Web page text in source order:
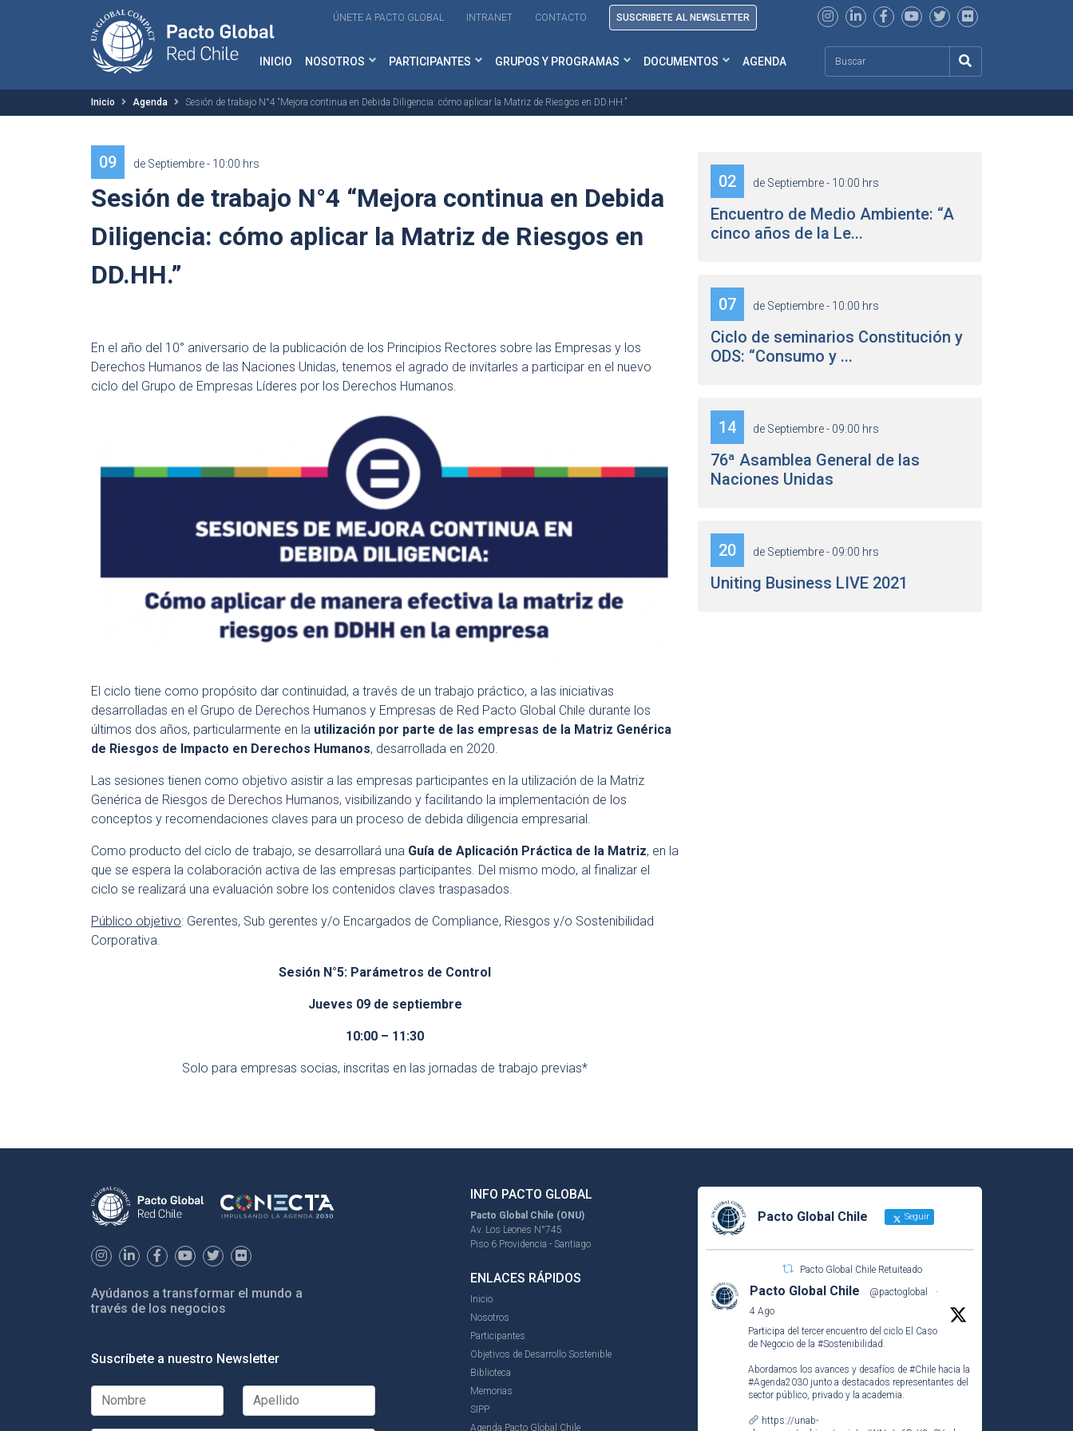
ÚNETE A PACTO GLOBAL INTRANET CONTACTO SUSCRIBETE AL NEWSLETTER
INICIO NOSOTROS PARTICIPANTES GRUPOS Y PROGRAMAS DOCUMENTOS AGENDA
Inicio Agenda Sesión de trabajo N°4 “Mejora continua en Debida Diligencia: cómo aplicar la Matriz de Riesgos en DD.HH.”
09 de Septiembre - 10:00 hrs
Sesión de trabajo N°4 “Mejora continua en Debida
Diligencia: cómo aplicar la Matriz de Riesgos en
DD.HH.”
En el año del 10° aniversario de la publicación de los Principios Rectores sobre las Empresas y los
Derechos Humanos de las Naciones Unidas, tenemos el agrado de invitarles a participar en el nuevo
ciclo del Grupo de Empresas Líderes por los Derechos Humanos.
El ciclo tiene como propósito dar continuidad, a través de un trabajo práctico, a las iniciativas
desarrolladas en el Grupo de Derechos Humanos y Empresas de Red Pacto Global Chile durante los
últimos dos años, particularmente en la utilización por parte de las empresas de la Matriz Genérica
de Riesgos de Impacto en Derechos Humanos, desarrollada en 2020.
Las sesiones tienen como objetivo asistir a las empresas participantes en la utilización de la Matriz
Genérica de Riesgos de Derechos Humanos, visibilizando y facilitando la implementación de los
conceptos y recomendaciones claves para un proceso de debida diligencia empresarial.
Como producto del ciclo de trabajo, se desarrollará una Guía de Aplicación Práctica de la Matriz, en la
que se espera la colaboración activa de las empresas participantes. Del mismo modo, al finalizar el
ciclo se realizará una evaluación sobre los contenidos claves traspasados.
Público objetivo: Gerentes, Sub gerentes y/o Encargados de Compliance, Riesgos y/o Sostenibilidad
Corporativa.
Sesión N°5: Parámetros de Control
Jueves 09 de septiembre
10:00 – 11:30
Solo para empresas socias, inscritas en las jornadas de trabajo previas*
02 de Septiembre - 10:00 hrs
Encuentro de Medio Ambiente: “A
cinco años de la Le...
07 de Septiembre - 10:00 hrs
Ciclo de seminarios Constitución y
ODS: “Consumo y ...
14 de Septiembre - 09:00 hrs
76ª Asamblea General de las
Naciones Unidas
20 de Septiembre - 09:00 hrs
Uniting Business LIVE 2021
Ayúdanos a transformar el mundo a
través de los negocios
Suscríbete a nuestro Newsletter
INFO PACTO GLOBAL
Pacto Global Chile (ONU)
Av. Los Leones N°745
Piso 6 Providencia - Santiago
ENLACES RÁPIDOS
Inicio
Nosotros
Participantes
Objetivos de Desarrollo Sostenible
Biblioteca
Memorias
SIPP
Agenda Pacto Global Chile
Pacto Global Chile Seguir
Pacto Global Chile Retuiteado
Pacto Global Chile @pactoglobal
·
4 Ago
Participa del tercer encuentro del ciclo El Caso
de Negocio de la #Sostenibilidad.
Abordamos los avances y desafíos de #Chile hacia la
#Agenda2030 junto a destacados representantes del
sector público, privado y la academia.
https://unab-